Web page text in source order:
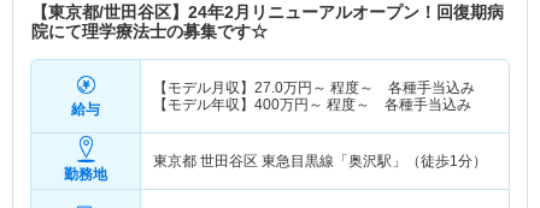
【東京都/世田谷区】24年2月リニューアルオープン！回復期病
院にて理学療法士の募集です☆
給与
【モデル月収】 27.0万円～ 程度～ 各種手当込み
【モデル年収】 400万円～ 程度～ 各種手当込み
勤務地
東京都 世田谷区 東急目黒線「奥沢駅」（徒歩1分）